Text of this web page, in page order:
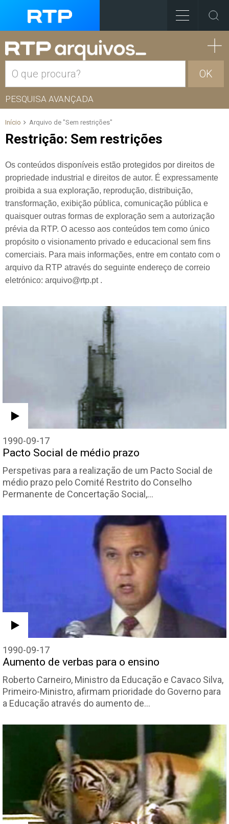
OK
PESQUISA AVANÇADA
Início Arquivo de "Sem restrições"
Restrição: Sem restrições
Os conteúdos disponíveis estão protegidos por direitos de
propriedade industrial e direitos de autor. É expressamente
proibida a sua exploração, reprodução, distribuição,
transformação, exibição pública, comunicação pública e
quaisquer outras formas de exploração sem a autorização
prévia da RTP. O acesso aos conteúdos tem como único
propósito o visionamento privado e educacional sem fins
comerciais. Para mais informações, entre em contato com o
arquivo da RTP através do seguinte endereço de correio
eletrónico: arquivo@rtp.pt .
1990-09-17
Pacto Social de médio prazo
Perspetivas para a realização de um Pacto Social de
médio prazo pelo Comité Restrito do Conselho
Permanente de Concertação Social,…
1990-09-17
Aumento de verbas para o ensino
Roberto Carneiro, Ministro da Educação e Cavaco Silva,
Primeiro-Ministro, afirmam prioridade do Governo para
a Educação através do aumento de…